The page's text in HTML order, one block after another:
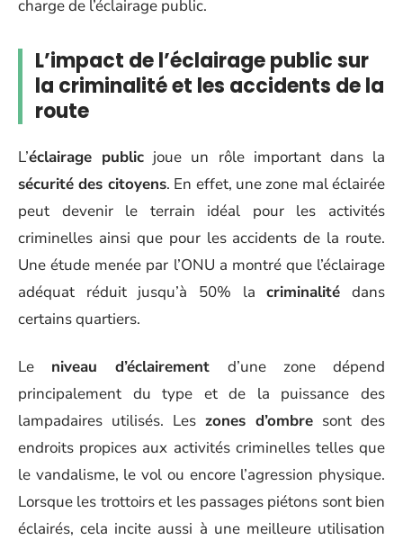
charge de l’éclairage public.
L’impact de l’éclairage public sur
la criminalité et les accidents de la
route
L’éclairage public joue un rôle important dans la
sécurité des citoyens. En effet, une zone mal éclairée
peut devenir le terrain idéal pour les activités
criminelles ainsi que pour les accidents de la route.
Une étude menée par l’ONU a montré que l’éclairage
adéquat réduit jusqu’à 50% lacriminalité dans
certains quartiers.
Le niveau d’éclairement d’une zone dépend
principalement du type et de la puissance des
lampadaires utilisés. Les zones d’ombre sont des
endroits propices aux activités criminelles telles que
le vandalisme, le vol ou encore l’agression physique.
Lorsque les trottoirs et les passages piétons sont bien
éclairés, cela incite aussi à une meilleure utilisation